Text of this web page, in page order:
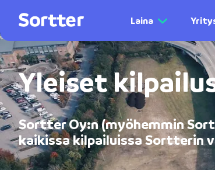
Laina
Yleiset
Sortter Oy:n (myöhemmin
kaikissa kilpailuissa Sortterin